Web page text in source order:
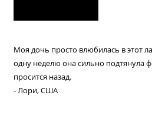
Моя дочь просто влюбилась в этот
одну неделю она сильно подтянула
просится назад.
- Лори, США